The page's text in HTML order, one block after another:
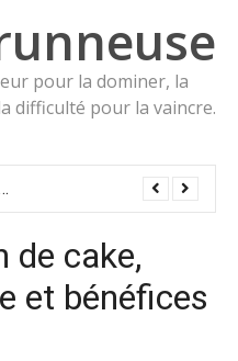
pour la dominer, la
difficulté pour la vaincre.
Astéracées Calories, glucides et vertues pour la santé
vertus pour la santé
de cake,
et bénéfices